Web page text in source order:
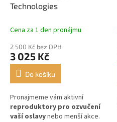
Technologies
Cena za 1 den pronájmu
2 500 Kč bez DPH
3 025 Kč
Do košíku
Pronajmeme vám aktivní
reproduktory pro ozvučení
vaší oslavynebo menší akce.